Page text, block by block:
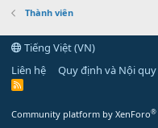
Thành viên
Tiếng Việt (VN)
Liên hệ
Quy định và Nội quy
R
Community platform by XenForo®